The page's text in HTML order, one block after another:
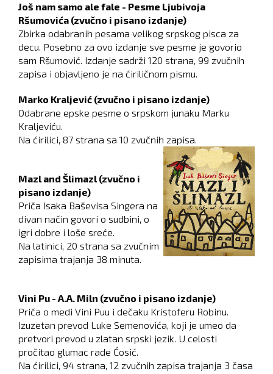
Još nam samo ale fale - Pesme Ljubivoja
Ršumovića (zvučno i pisano izdanje)
Zbirka odabranih pesama velikog srpskog pisca za
decu. Posebno za ovo izdanje sve pesme je govorio
sam Ršumović. Izdanje sadrži 120 strana, 99 zvučnih
zapisa i objavljeno je na ćiriličnom pismu.
Marko Kraljević (zvučno i pisano izdanje)
Odabrane epske pesme o srpskom junaku Marku
Kraljeviću.
Na ćirilici, 87 strana sa 10 zvučnih zapisa.
Mazl and Šlimazl (zvučno i
pisano izdanje)
Priča Isaka Baševisa Singera na
divan način govori o sudbini, o
igri dobre i loše sreće.
Na latinici, 20 strana sa zvučnim
zapisima trajanja 38 minuta.
Vini Pu - A.A. Miln (zvučno i pisano izdanje)
Priča o medi Vini Puu i dečaku Kristoferu Robinu.
Izuzetan prevod Luke Semenovića, koji je umeo da
pretvori prevod u zlatan srpski jezik. U celosti
pročitao glumac rade Ćosić.
Na ćirilici, 94 strana, 12 zvučnih zapisa trajanja 3 časa